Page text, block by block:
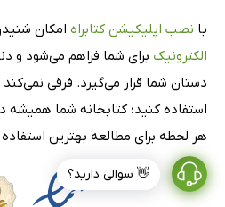
👋 سوالی دارید؟
با نصب اپلیکیشن کتابراه امکان
الکترونیک برای شما فراهم می‌شود و
دستان شما قرار می‌گیرد. فرقی نمی‌کند
استفاده کنید؛ کتابخانه شما همیشه
هر لحظه برای مطالعه بهترین استفاده